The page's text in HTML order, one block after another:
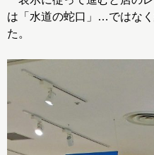
は「水道の蛇口」…ではな
た。